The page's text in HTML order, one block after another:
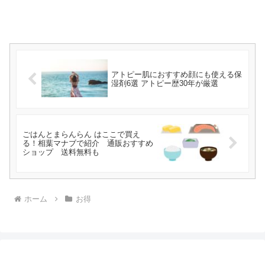
アトピー肌におすすめ顔にも使える保
湿剤6選 アトピー歴30年が厳選
ごはんとまらんらん はここで買え
る！相葉マナブで紹介 通販おすすめ
ショップ 送料無料も
ホーム お得